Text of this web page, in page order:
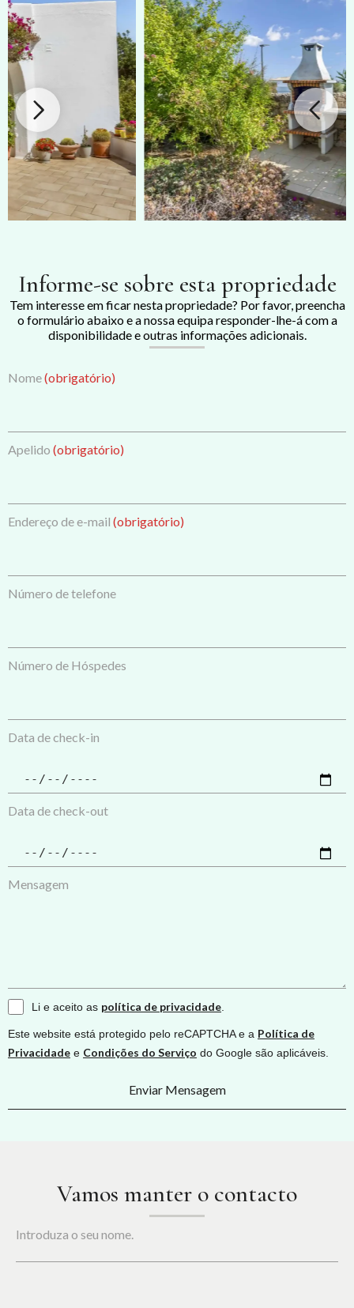
Informe-se sobre esta propriedade
Tem interesse em ficar nesta propriedade? Por favor, preencha
o formulário abaixo e a nossa equipa responder-lhe-á com a
disponibilidade e outras informações adicionais.
Nome(obrigatório)
Apelido (obrigatório)
Endereço de e-mail (obrigatório)
Número de telefone
Número de Hóspedes
Data de check-in
Data de check-out
Mensagem
Li e aceito as política de privacidade
Este website está protegido pelo reCAPTCHA e a Política de
Privacidade e Condições do Serviço do Google são aplicáveis.
Enviar Mensagem
Vamos manter o contacto
Introduza o seu nome.